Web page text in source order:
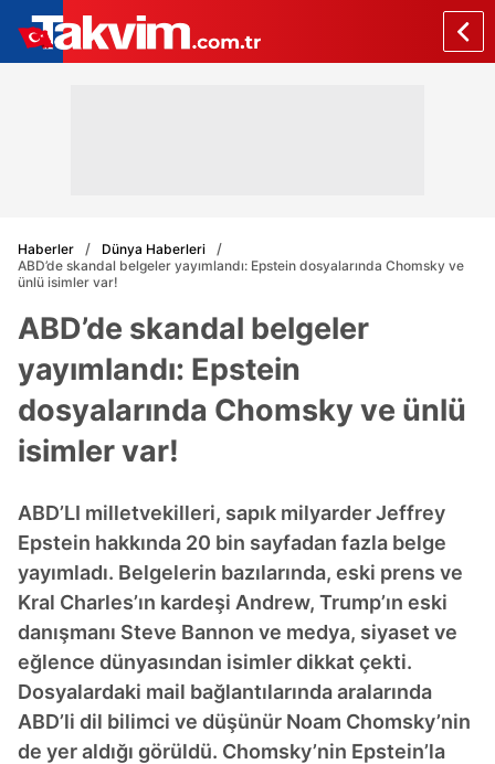
Haberler
Dünya Haberleri
ABD’de skandal belgeler yayımlandı: Epstein dosyalarında Chomsky ve
ünlü isimler var!
ABD’de skandal belgeler
yayımlandı: Epstein
dosyalarında Chomsky ve ünlü
isimler var!
ABD’LI milletvekilleri, sapık milyarder Jeffrey
Epstein hakkında 20 bin sayfadan fazla belge
yayımladı. Belgelerin bazılarında, eski prens ve
Kral Charles’ın kardeşi Andrew, Trump’ın eski
danışmanı Steve Bannon ve medya, siyaset ve
eğlence dünyasından isimler dikkat çekti.
Dosyalardaki mail bağlantılarında aralarında
ABD’li dil bilimci ve düşünür Noam Chomsky’nin
de yer aldığı görüldü. Chomsky’nin Epstein’la